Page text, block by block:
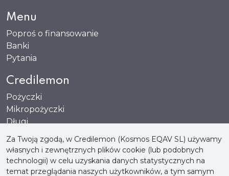
Menu
Poproś o finansowanie
Banki
Pytania
Credilemon
Pożyczki
Mikropożyczki
Długi
Za Twoją zgodą, w Credilemon (Kosmos EQAV SL) używamy
własnych i zewnętrznych plików cookie (lub podobnych
technologii) w celu uzyskania danych statystycznych na
temat przeglądania naszych użytkowników, a tym samym